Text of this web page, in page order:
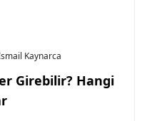
Kaynarca
Girebilir? Hangi